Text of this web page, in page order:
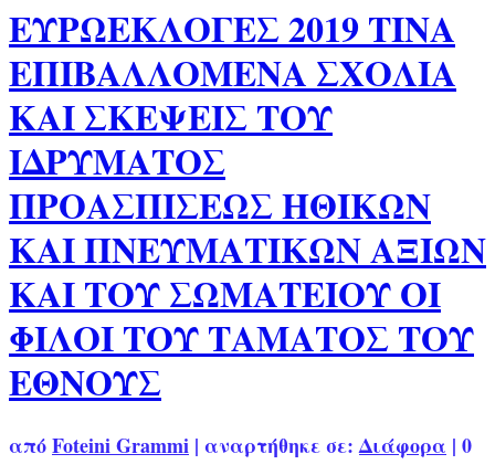
ΕΥΡΩΕΚΛΟΓΕΣ 2019 ΤΙΝΑ
ΕΠΙΒΑΛΛΟΜΕΝΑ ΣΧΟΛΙΑ
ΚΑΙ ΣΚΕΨΕΙΣ ΤΟΥ
ΙΔΡΥΜΑΤΟΣ
ΠΡΟΑΣΠΙΣΕΩΣ ΗΘΙΚΩΝ
ΚΑΙ ΠΝΕΥΜΑΤΙΚΩΝ ΑΞΙΩΝ
ΚΑΙ ΤΟΥ ΣΩΜΑΤΕΙΟΥ ΟΙ
ΦΙΛΟΙ ΤΟΥ ΤΑΜΑΤΟΣ ΤΟΥ
ΕΘΝΟΥΣ
απόFoteini Grammi | αναρτήθηκε σε:Διάφορα | 0